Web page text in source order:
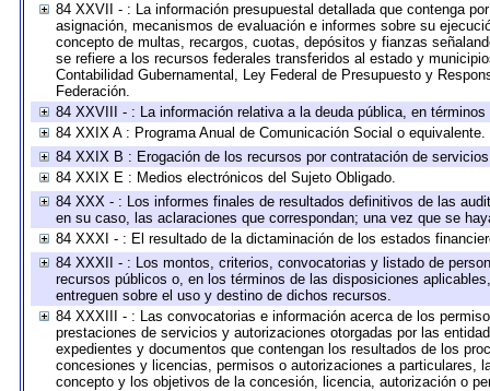
84 XXVII - : La información presupuestal detallada que contenga
asignación, mecanismos de evaluación e informes sobre su
concepto de multas, recargos, cuotas, depósitos y fianzas
se refiere a los recursos federales transferidos al estado y
Contabilidad Gubernamental, Ley Federal de Presupuesto y
Federación.
84 XXVIII - : La información relativa a la deuda pública, en
84 XXIX A : Programa Anual de Comunicación Social o equivalente.
84 XXIX B : Erogación de los recursos por contratación de
84 XXIX E : Medios electrónicos del Sujeto Obligado.
84 XXX - : Los informes finales de resultados definitivos de las
en su caso, las aclaraciones que correspondan; una vez que se
84 XXXI - : El resultado de la dictaminación de los estados
84 XXXII - : Los montos, criterios, convocatorias y listado de
recursos públicos o, en los términos de las disposiciones
entreguen sobre el uso y destino de dichos recursos.
84 XXXIII - : Las convocatorias e información acerca de los
prestaciones de servicios y autorizaciones otorgadas por las
expedientes y documentos que contengan los resultados de los
concesiones y licencias, permisos o autorizaciones a particulares,
concepto y los objetivos de la concesión, licencia, autorización o